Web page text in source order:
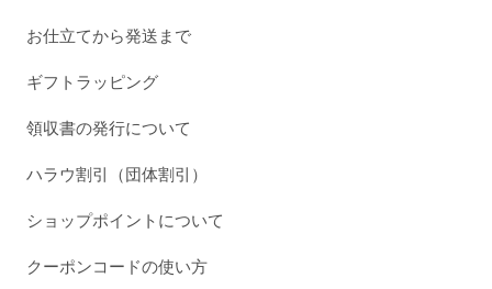
お仕立てから発送まで
ギフトラッピング
領収書の発行について
ハラウ割引（団体割引）
ショップポイントについて
クーポンコードの使い方